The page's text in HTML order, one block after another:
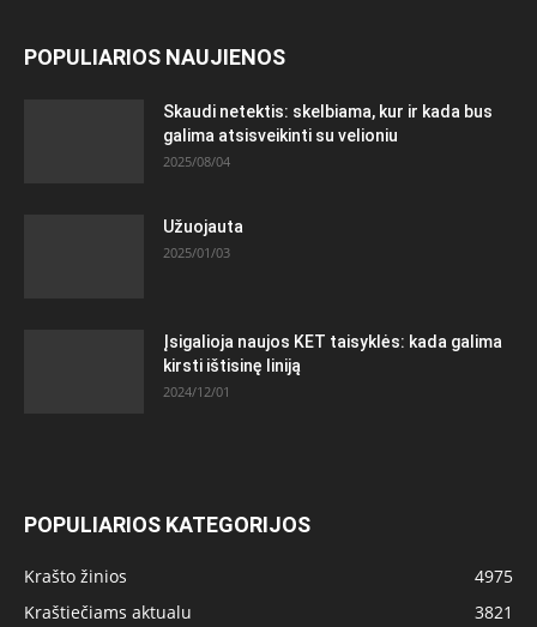
POPULIARIOS NAUJIENOS
Skaudi netektis: skelbiama, kur ir kada bus
galima atsisveikinti su velioniu
2025/08/04
Užuojauta
2025/01/03
Įsigalioja naujos KET taisyklės: kada galima
kirsti ištisinę liniją
2024/12/01
POPULIARIOS KATEGORIJOS
Krašto žinios
4975
Kraštiečiams aktualu
3821